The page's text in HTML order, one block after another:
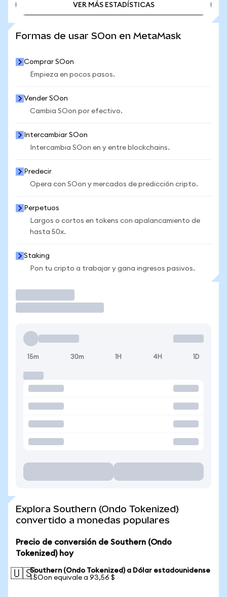
VER MÁS ESTADÍSTICAS
Formas de usar SOon en MetaMask
Comprar SOon
Empieza en pocos pasos.
Vender SOon
Cambia SOon por efectivo.
Intercambiar SOon
Intercambia SOon en y entre blockchains.
Predecir
Opera con SOon y mercados de predicción cripto.
Perpetuos
Largos o cortos en tokens con apalancamiento de
hasta 50x.
Staking
Pon tu cripto a trabajar y gana ingresos pasivos.
15m 30m 1H 4H 1D
Explora Southern (Ondo Tokenized)
convertido a monedas populares
Precio de conversión de Southern (Ondo
Tokenized) hoy
🇺🇸Southern (Ondo Tokenized) a Dólar estadounidense
1 SOon equivale a 93,56 $